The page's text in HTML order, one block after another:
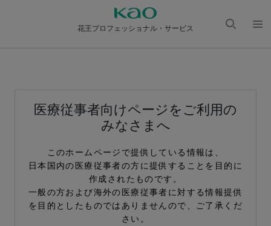
花王プロフェッショナル・サービス
医療従事者向けページをご利用の
みなさまへ
このホームページで提供している情報は、
日本国内の医療従事者の方に提供することを目的に
作成されたものです。
一般の方および海外の医療従事者に対する情報提供
を目的としたものではありませんので、ご了承くだ
さい。